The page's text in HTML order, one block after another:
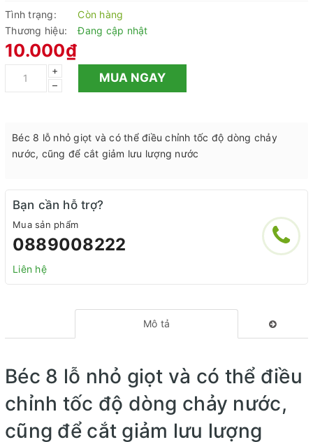
Tình trạng:
Còn hàng
Thương hiệu:
Đang cập nhật
10.000₫
+
–
MUA NGAY
Béc 8 lỗ nhỏ giọt và có thể điều chỉnh tốc độ dòng chảy
nước, cũng để cắt giảm lưu lượng nước
Bạn cần hỗ trợ?
Mua sản phẩm
0889008222
Liên hệ
Mô tả
Béc 8 lỗ nhỏ giọt và có thể điều
chỉnh tốc độ dòng chảy nước,
cũng để cắt giảm lưu lượng